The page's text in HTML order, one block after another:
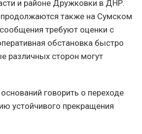
и районе Дружковки в ДНР.
также на Сумском
требуют оценки с
обстановка быстро
различных сторон могут
говорить о переходе
устойчивого прекращения